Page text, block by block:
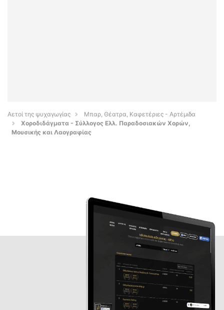
Αετοί της ψυχαγωγίας
Μπαρ, Θέατρα, Καφετέριες - Αρτέμιδα
Χοροδιδάγματα - Σύλλογος Ελλ. Παραδοσιακών Χορών,
Μουσικής και Λαογραφίας